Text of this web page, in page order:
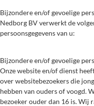
Bijzondere en/of gevoelige
Nedborg BV verwerkt de
persoonsgegevens van u:
Bijzondere en/of gevoelige
Onze website en/of dienst
over websitebezoekers die
hebben van ouders of voogd.
bezoeker ouder dan 16 is. Wij